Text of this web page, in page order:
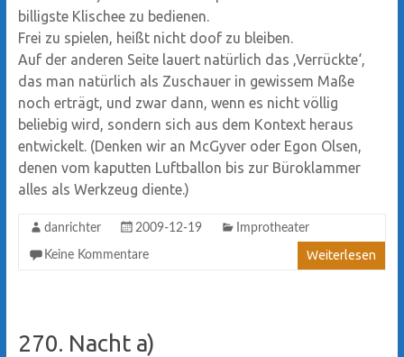
billigste Klischee zu bedienen.
Frei zu spielen, heißt nicht doof zu bleiben.
Auf der anderen Seite lauert natürlich das ‚Verrückte‘,
das man natürlich als Zuschauer in gewissem Maße
noch erträgt, und zwar dann, wenn es nicht völlig
beliebig wird, sondern sich aus dem Kontext heraus
entwickelt. (Denken wir an McGyver oder Egon Olsen,
denen vom kaputten Luftballon bis zur Büroklammer
alles als Werkzeug diente.)
danrichter 2009-12-19 Improtheater
Keine Kommentare Weiterlesen
270. Nacht a)